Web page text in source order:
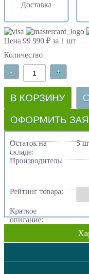
Доставка
Цена 99 990 ₽ за 1 шт
Количество
- +
В КОРЗИНУ
ОФОРМИТЬ
Остаток на
складе:
5
Производитель:
Рейтинг товара:
Краткое
описание: